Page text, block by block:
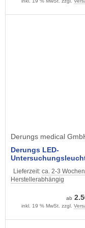
Derungs medical
Derungs LED-
60000 Lux, 3
Farbtemperaturen
Lieferzeit: ca. 2-3
Herstellerabhängig
ab
inkl. 19 % MwSt. zzgl.